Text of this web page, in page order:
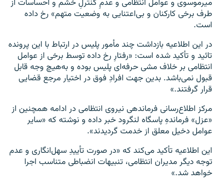
میرموسوی و عوامل انتظامی و عدمِ کنترلِ خشم و احساسات از
طرف برخی کارکنان و بی‌اعتنایی به وضعیت متهم» رخ داده
است.
در این اطلاعیه بازداشت چند مأمور پلیس در ارتباط با این پرونده
تائید و تأکید شده است: «رفتارِ رخ داده توسط برخی از عوامل
انتظامی بر خلاف مشی حرفه‌ای پلیس بوده و به‌هیچ وجه قابل
قبول نمی‌باشد. بدین جهت افرادِ فوق در اختیار مرجع قضایی
قرار گرفتند.»
مرکز اطلاع‌رسانی فرماندهی نیروی انتظامی در ادامه همچنین از
«عزل» فرماندهِ پاسگاه لنگرود خبر داده و نوشته که «سایر
عوامل دخیل معلق از خدمت گردیدند».
این اطلاعیه تأکید می‌کند که «در صورت تأییدِ سهل‌انگاری و عدم
توجه دیگر مدیران انتظامی، تنبیهات انضباطی متناسب اجرا
خواهد شد.»